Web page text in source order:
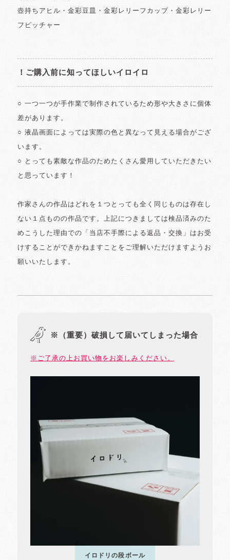
壺持ちアヒル・金彩豆皿・金彩レリーフカップ・金彩レリー
フピッチャー
！ご購入前に知ってほしいイロイロ
○ 一つ一つが手作業で制作されているため形や大きさに個体
差があります。
○ 液晶画面によっては実際の色と異なって見える場合がござ
います。
○ とっても素敵な作品のためたくさん愛用していただきたい
と思っています！
作家さんの作品はどれを１つとっても全く同じものは存在し
ない１点ものの作品です。上記につきましては検品済みのた
めこうした理由での「当店不手際による返品・交換」はお受
けすることができかねますことをご理解いただけますようお
願いいたします。
※（重要）破損して届いてしまった場合
※ご了承の上お買い物をお楽しみください。
イロドリの段ボール